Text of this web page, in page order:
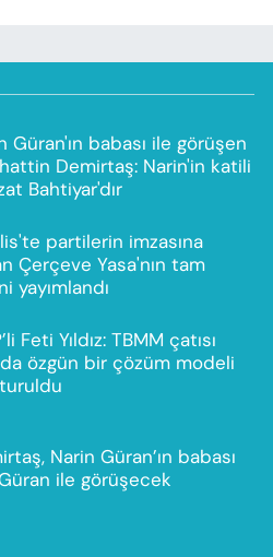
Güran'ın babası ile görüşen
Demirtaş: Narin'in katili
Bahtiyar'dır
partilerin imzasına
Çerçeve Yasa'nın tam
yayımlandı
Feti Yıldız: TBMM çatısı
özgün bir çözüm modeli
Narin Güran’ın babası
ile görüşecek